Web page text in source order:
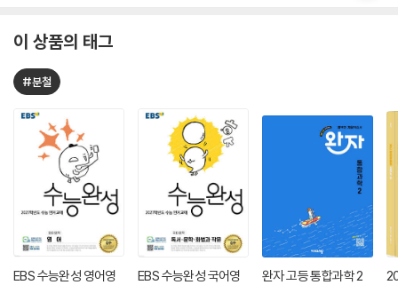
이 상품의 태그
#분철
EBS 수능완성 영어영
EBS 수능완성 국어영
완자 고등 통합과학 2